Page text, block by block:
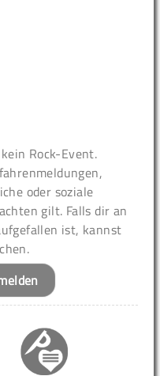
Rock-Event.
oder soziale
gilt. Falls dir an
ist, kannst